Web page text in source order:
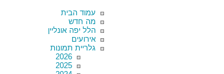
עמוד הבית
מה חדש
הלל יפה אונליין
אירועים
גלריית תמונות
2026
2025